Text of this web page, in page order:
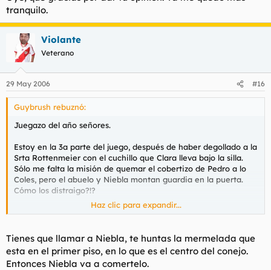
tranquilo.
Violante
Veterano
29 May 2006 #16
Guybrush rebuznó:
Juegazo del año señores.
Estoy en la 3a parte del juego, después de haber degollado a la
Srta Rottenmeier con el cuchillo que Clara lleva bajo la silla.
Sólo me falta la misión de quemar el cobertizo de Pedro a lo
Coles, pero el abuelo y Niebla montan guardia en la puerta.
Cómo los distraigo?!?
Haz clic para expandir...
Tienes que llamar a Niebla, te huntas la mermelada que
esta en el primer piso, en lo que es el centro del conejo.
Entonces Niebla va a comertelo.